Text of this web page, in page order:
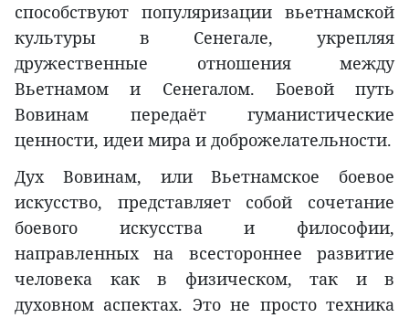
способствуют популяризации вьетнамской
культуры в Сенегале, укрепляя
дружественные отношения между
Вьетнамом и Сенегалом. Боевой путь
Вовинам передаёт гуманистические
ценности, идеи мира и доброжелательности.
Дух Вовинам, или Вьетнамское боевое
искусство, представляет собой сочетание
боевого искусства и философии,
направленных на всестороннее развитие
человека как в физическом, так и в
духовном аспектах. Это не просто техника